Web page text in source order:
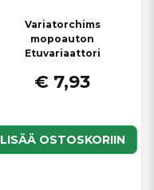
Variatorchims
mopoauton
Etuvariaattori
€ 7,93
LISÄÄ OSTOSKORIIN